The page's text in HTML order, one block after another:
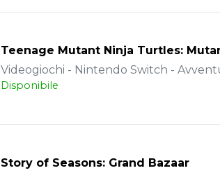
Teenage Mutant Ninja Turtles:
Videogiochi - Nintendo Switch -
Disponibile
Story of Seasons: Grand Bazaar